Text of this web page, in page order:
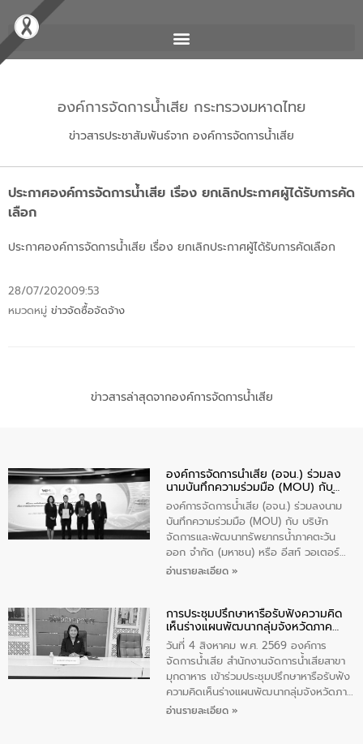
องค์การจัดการน้ำเสีย กระทรวงมหาดไทย
ข่าวสารประชาสัมพันธ์จาก องค์การจัดการน้ำเสีย
ประกาศองค์การจัดการน้ำเสีย เรื่อง ยกเลิกประกาศผู้ได้รับการคัด
เลือก
ประกาศองค์การจัดการน้ำเสีย เรื่อง ยกเลิกประกาศผู้ได้รับการคัดเลือก
28/07/202009:53
หมวดหมู่ ข่าวจัดซื้อจัดจ้าง
ข่าวสารล่าสุดจากองค์การจัดการน้ำเสีย
องค์การจัดการน้ำเสีย (อจน.) ร่วมลง
นามบันทึกความร่วมมือ (MOU) กับ
บริษัท จัดการและพัฒนาทรัพยากรน้ำ
ภาคตะวันออก จำกัด (มหาชน) หรือ อีส
ท์ วอเตอร์
องค์การจัดการน้ำเสีย (อจน.) ร่วมลงนาม
บันทึกความร่วมมือ (MOU) กับ บริษัท
จัดการและพัฒนาทรัพยากรน้ำภาคตะวัน
ออก จำกัด (มหาชน) หรือ อีสท์ วอเตอร์
เมื่อวันอังคารที่ 4 สิงหาคม 2569 ณ ห้อง
จัดการน้ำเสียและการนำน้ำกลับมาใช้ประโยชน์
ของประเทศไทย” เพื่อยกระดับการบริหาร
จัดการทรัพยากรน้ำ เสริมสร้างความมั่นคง
ด้านน้ำของประเทศ และเตรียมความพร้อม
รองรับการเติบโตของเมือง รวมถึงการ
ลงทุนในอุตสาหกรรมแห่งอนาคต ตลอดจน
มุ่งตอบโจทย์ความท้าทายจากวิกฤตการ
อ่านรายละเอียด »
การประชุมปรึกษาหารือรับฟังความคิด
เห็นร่างแผนพัฒนากลุ่มจังหวัดภาค
ตะวันออกเฉียงเหนือตอนบน 2 (พ.ศ.
2571-2575)
วันที่ 4 สิงหาคม พ.ศ. 2569 องค์การ
จัดการน้ำเสีย สำนักงานจัดการน้ำเสียสาขา
มุกดาหาร เข้าร่วมประชุมปรึกษาหารือรับฟัง
ความคิดเห็นร่างแผนพัฒนากลุ่มจังหวัดภาค
ตะวันออกเฉียงเหนือตอนบน 2 (พ.ศ. 2571-
อ่านรายละเอียด »